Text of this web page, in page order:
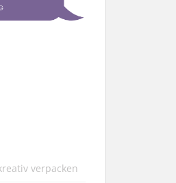
verpacken